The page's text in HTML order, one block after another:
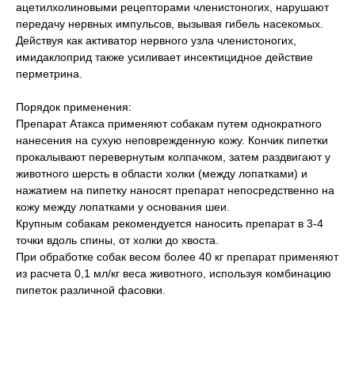
ацетилхолиновыми рецепторами членистоногих, нарушают
передачу нервных импульсов, вызывая гибель насекомых.
Действуя как активатор нервного узла членистоногих,
имидаклоприд также усиливает инсектицидное действие
перметрина.
Порядок применения:
Препарат Атакса применяют собакам путем однократного
нанесения на сухую неповрежденную кожу. Кончик пипетки
прокалывают перевернутым колпачком, затем раздвигают у
животного шерсть в области холки (между лопатками) и
нажатием на пипетку наносят препарат непосредственно на
кожу между лопатками у основания шеи.
Крупным собакам рекомендуется наносить препарат в 3-4
точки вдоль спины, от холки до хвоста.
При обработке собак весом более 40 кг препарат применяют
из расчета 0,1 мл/кг веса животного, используя комбинацию
пипеток различной фасовки.